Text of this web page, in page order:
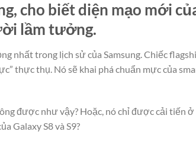
cho biết diện mạo mới
lầm tưởng.
nhất trong lịch sử của Samsung. Chiếc
thực thụ. Nó sẽ khai phá chuẩn mực của
được như vậy? Hoặc, nó chỉ được cải tiến
Galaxy S8 và S9?